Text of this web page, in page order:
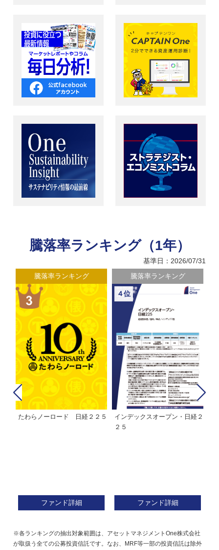
騰落率ランキング（1年）
基準日：2026/07/31
騰落率ランキング
たわらノーロード 日経２２５
ファンド詳細
騰落率ランキング
４位
インデックスオープン・日経２
２５
ファンド詳細
※各ランキングの抽出対象範囲は、アセットマネジメントOne株式会社
が取扱う全ての公募投資信託です。なお、MRF等一部の投資信託は除外